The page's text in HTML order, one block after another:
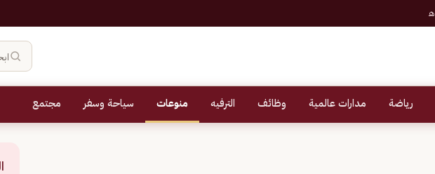
رياضة مدارات عالمية وظائف الترفيه منوعات سياحة وسفر مجتمع